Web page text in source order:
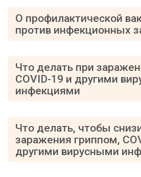
О профилактической
против инфекционных
Что делать при
COVID-19 и другими
инфекциями
Что делать, чтобы
заражения гриппом,
другими вирусными